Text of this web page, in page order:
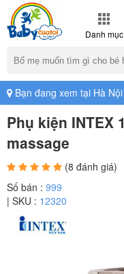
Danh mục
Bạn đang xem tại Hà Nội
Phụ kiện INTEX
massage
(8 đánh giá)
Số bán : 999
| SKU : 12320